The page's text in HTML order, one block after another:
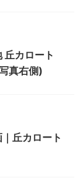
丘カロート
真右側)
丘カロート